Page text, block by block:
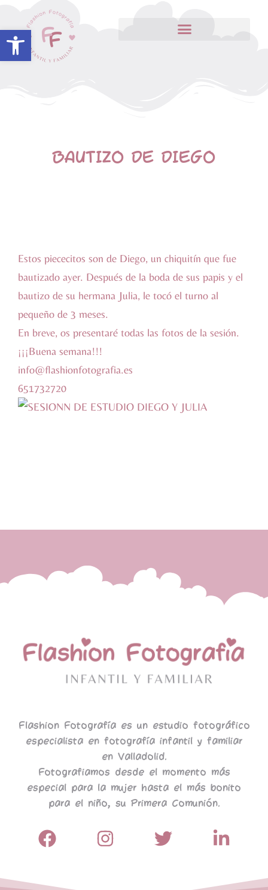
Abrir barra de herramientas
BAUTIZO DE DIEGO
Estos piececitos son de Diego, un chiquitín que fue
bautizado ayer. Después de la boda de sus papis y el
bautizo de su hermana Julia, le tocó el turno al
pequeño de 3 meses.
En breve, os presentaré todas las fotos de la sesión.
¡¡¡Buena semana!!!
info@flashionfotografia.es
651732720
Flashion Fotografía es un estudio fotográfico
especialista en fotografía infantil y familiar
en Valladolid.
Fotografiamos desde el momento más
especial para la mujer hasta el más bonito
para el niño, su Primera Comunión.